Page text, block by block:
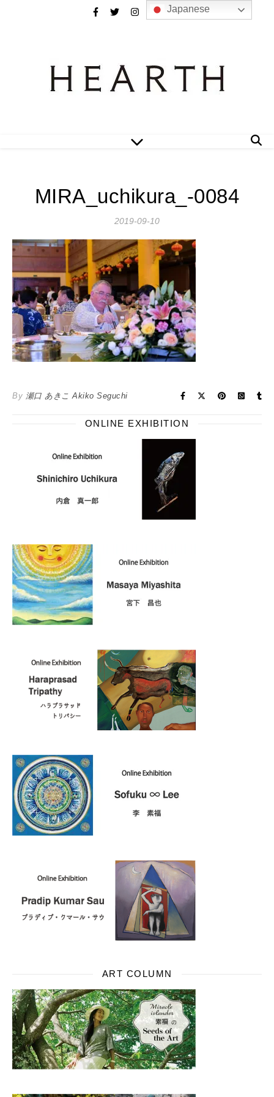
MIRA_uchikura_-0084
2019-09-10
By 瀬口 あきこ Akiko Seguchi
ONLINE EXHIBITION
ART COLUMN
Japanese